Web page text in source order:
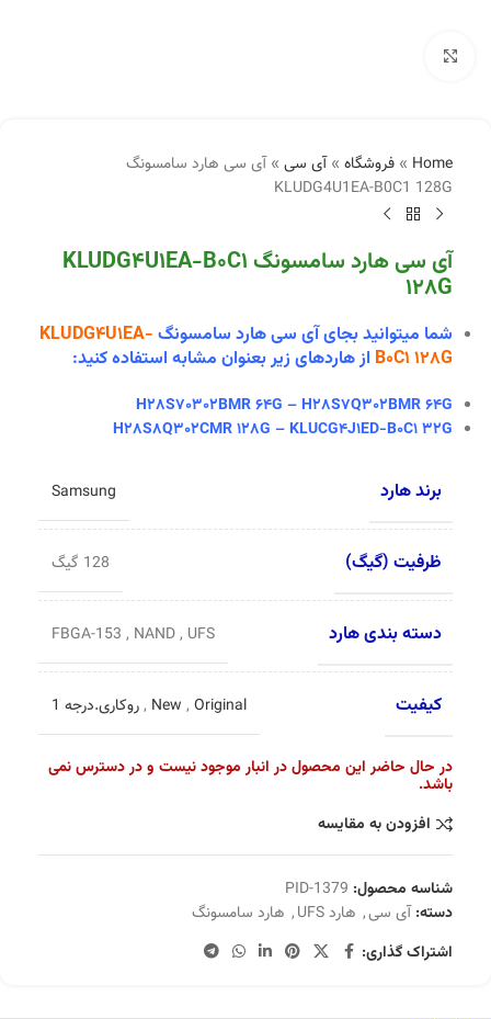
Home
» فروشگاه »آی سی »آی سی هارد سامسونگ
KLUDG4U1EA-B0C1 128G
آی سی هارد سامسونگ KLUDG4U1EA-B0C1
128G
شما میتوانید بجای آی سی هارد سامسونگ KLUDG4U1EA-
B0C1 128G از هاردهای زیر بعنوان مشابه استفاده کنید:
H28S70302BMR 64G – H28S7Q302BMR 64G
H28S8Q302CMR 128G – KLUCG4J1ED-B0C1 32G
برند هارد Samsung
ظرفیت (گیگ) 128 گیگ
دسته بندی هارد FBGA-153 , NAND, UFS
کیفیت New , Original
,روکاری.درجه 1
در حال حاضر این محصول در انبار موجود نیست و در دسترس نمی
باشد.
افزودن به مقایسه
شناسه محصول: PID-1379
دسته: آی سی, هارد UFS , هارد سامسونگ
اشتراک گذاری: